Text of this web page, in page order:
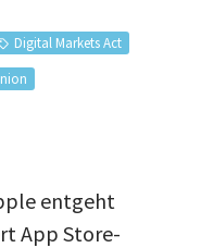
Digital Markets Act
entgeht
App Store-